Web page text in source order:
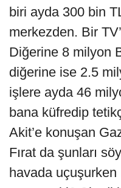
biri ayda 300 bin
merkezden. Bir
Diğerine 8 milyon
diğerine ise 2.5
işlere ayda 46
bana küfredip
Akit’e konuşan
Fırat da şunları
havada